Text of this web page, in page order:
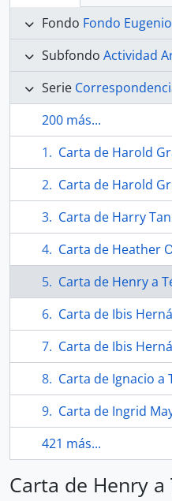
Fondo Fondo
Subfondo Actividad
Serie
200 más...
Carta de Harold
Carta de Harold
Carta de Harry
Carta de Heather
Carta de Henry a
Carta de Ibis
Carta de Ibis
Carta de Ignacio a
Carta de Ingrid
421 más...
Carta de Henry a